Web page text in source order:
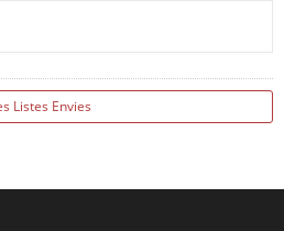
Listes Envies